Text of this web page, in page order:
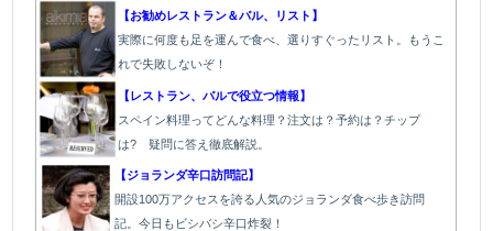
【お勧めレストラン＆バル、リスト】
実際に何度も足を運んで食べ、選りすぐったリスト。もうこ
れで失敗しないぞ！
【レストラン、バルで役立つ情報】
スペイン料理ってどんな料理？注文は？予約は？チップ
は? 疑問に答え徹底解説。
【ジョランダ辛口訪問記】
開設100万アクセスを誇る人気のジョランダ食べ歩き訪問
記。今日もビシバシ辛口炸裂！